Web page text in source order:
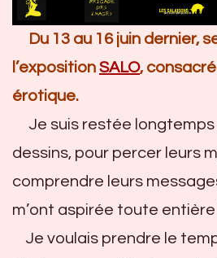
Du 13 au 16 juin dernier,
l’exposition SALO,
érotique.
Je suis restée longtemps
dessins, pour percer leurs
comprendre leurs
m’ont aspirée toute entière
Je voulais prendre le